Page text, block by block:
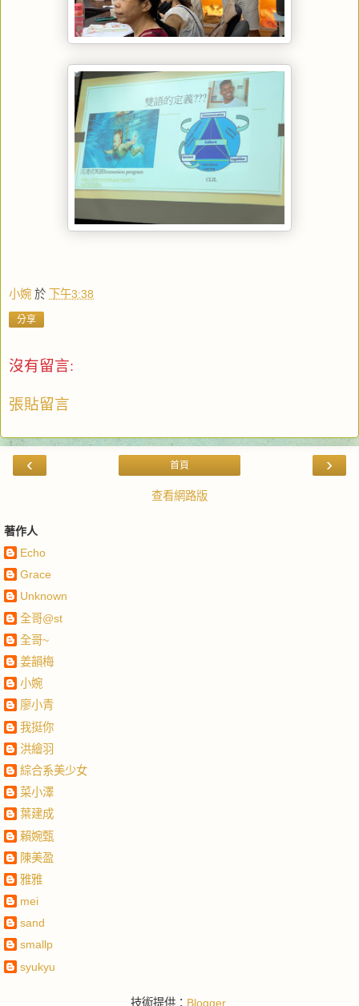
小婉 於 下午3:38
分享
沒有留言:
張貼留言
‹ ›
首頁
查看網路版
著作人
Echo
Grace
Unknown
全哥@st
全哥~
姜韻梅
小婉
廖小青
我挺你
洪繪羽
綜合系美少女
菜小澤
葉建成
賴婉甄
陳美盈
雅雅
mei
sand
smallp
syukyu
技術提供： Blogger.